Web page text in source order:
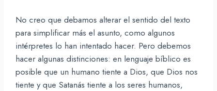
No creo que debamos alterar el sentido del texto
para simplificar más el asunto, como algunos
intérpretes lo han intentado hacer. Pero debemos
hacer algunas distinciones: en lenguaje bíblico es
posible que un humano tiente a Dios, que Dios nos
tiente y que Satanás tiente a los seres humanos,